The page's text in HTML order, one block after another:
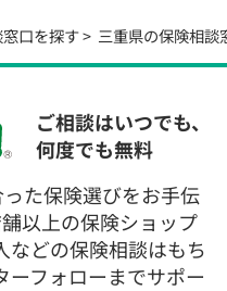
口を探す 三重県の保険相談
ご相談はいつでも、
何度でも無料
た保険選びをお手伝
以上の保険ショップ
などの保険相談はもち
ーフォローまでサポー